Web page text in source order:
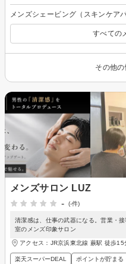
メンズシェービング（スキンケア
すべての
その他
メンズサロン LUZ
-
(-件)
清潔感は、仕事の武器になる。営業・
室のメンズ印象サロン
アクセス：JR京浜東北線 蕨駅 徒歩15
楽天スーパーDEAL ポイントが貯まる